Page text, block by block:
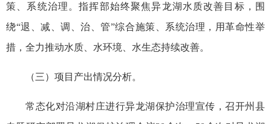
策、系统治理。指挥部始终聚焦异龙湖水质改善目标，围
绕“退、减、调、治、管”综合施策、系统治理，用革命性举
措，全力推动水质、水环境、水生态持续改善。
（三）项目产出情况分析。
常态化对沿湖村庄进行异龙湖保护治理宣传，召开州县